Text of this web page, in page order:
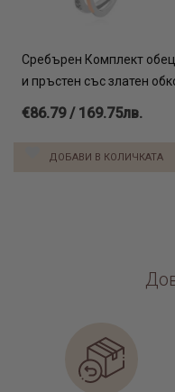
Сребърен Комплект
и пръстен със златен
€86.79 / 169.75лв.
ДОБАВИ В КОЛИЧКАТА